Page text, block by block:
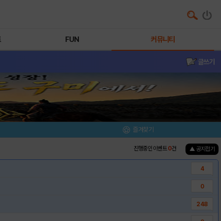
FUN 커뮤니티
글쓰기
즐겨찾기
진행중인 이벤트0건 ▲ 공지접기
4
0
248